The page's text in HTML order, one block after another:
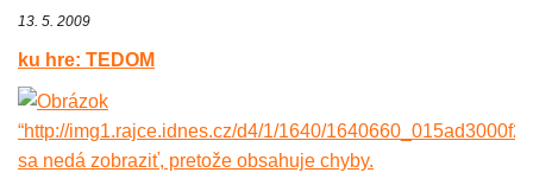
13. 5. 2009
ku hre: TEDOM